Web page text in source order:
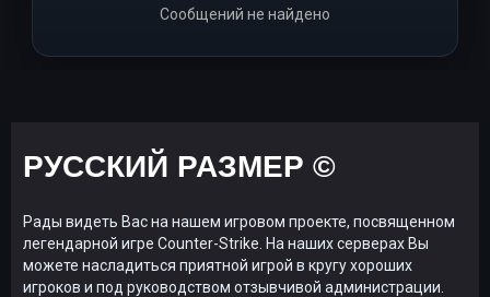
Сообщений не найдено
РУССКИЙ РАЗМЕР ©
Рады видеть Вас на нашем игровом проекте, посвященном
легендарной игре Counter-Strike. На наших серверах Вы
можете насладиться приятной игрой в кругу хороших
игроков и под руководством отзывчивой администрации.